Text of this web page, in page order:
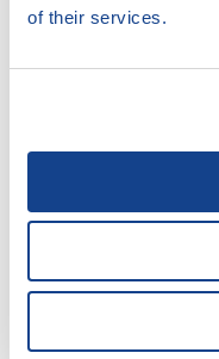
of their services.
Mapa zadlužení